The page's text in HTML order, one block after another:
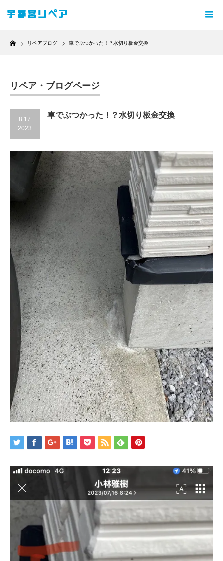
Home
リペアブログ 車でぶつかった！？水切り板金交換
リペア・ブログページ
8.17
2023
車でぶつかった！？水切り板金交換